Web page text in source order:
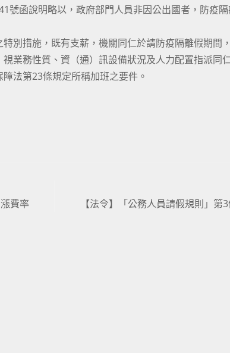
號函說明略以，政府部門人員非因公出國者，防疫
別措施，既有支薪，機關同仁於請防疫隔離假期間
業務性質、資（通）訊設備狀況及人力配置指派同
法第23條規定所稱加班之要件。
費率
【法令】「公務人員請假規則」第